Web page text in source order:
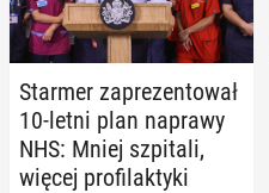
Starmer za­pre­zen­to­wał
10-letni plan naprawy
NHS: Mniej szpi­ta­li,
więcej pro­fi­lak­ty­ki